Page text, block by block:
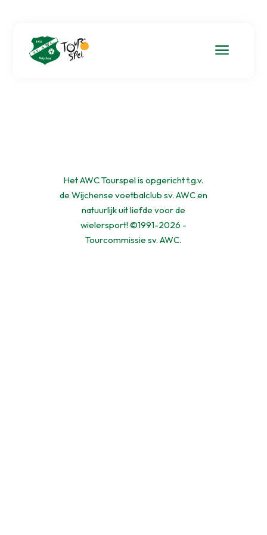
a
Het AWC Tourspel is opgericht t.g.v.
de Wijchense voetbalclub sv. AWC en
natuurlijk uit liefde voor de
wielersport! ©1991-2026 -
Tourcommissie sv. AWC.